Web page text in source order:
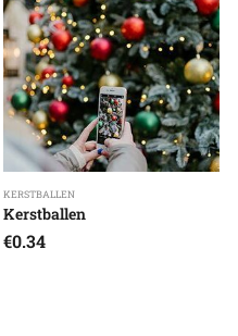
KERSTBALLEN
Kerstballen
€0.34